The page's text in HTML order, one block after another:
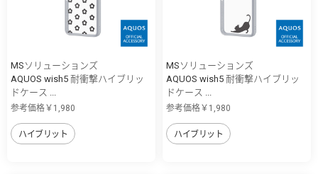
MSソリューションズ
AQUOS wish5 耐衝撃ハイブリッ
ドケース ...
参考価格￥1,980
ハイブリット
MSソリューションズ
AQUOS wish5 耐衝撃ハイブリッ
ドケース ...
参考価格￥1,980
ハイブリット